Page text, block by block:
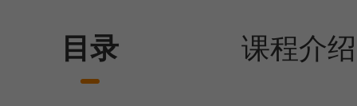
目录 课程介绍